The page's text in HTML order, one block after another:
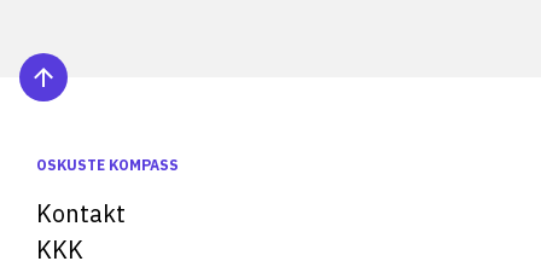
OSKUSTE KOMPASS
Kontakt
KKK